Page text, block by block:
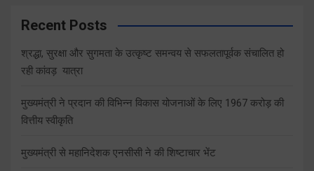
Recent Posts
श्रद्धा, सुरक्षा और सुगमता के उत्कृष्ट समन्वय से सफलतापूर्वक संचालित हो
रही कांवड़ यात्रा
मुख्यमंत्री ने प्रदान की विभिन्न विकास योजनाओं के लिए 1967 करोड़ की
वित्तीय स्वीकृति
मुख्यमंत्री से महानिदेशक एनसीसी ने की शिष्टाचार भेंट